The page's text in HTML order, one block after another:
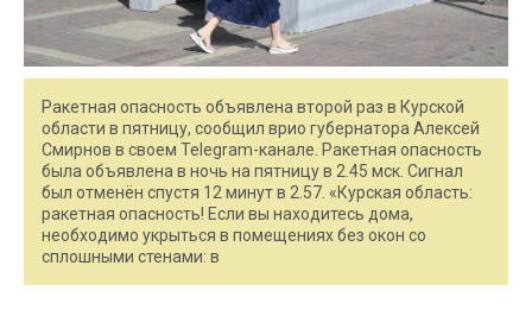
Ракетная опасность объявлена второй раз в Курской
области в пятницу, сообщил врио губернатора Алексей
Смирнов в своем Telegram-канале. Ракетная опасность
была объявлена в ночь на пятницу в 2.45 мск. Сигнал
был отменён спустя 12 минут в 2.57. «Курская область:
ракетная опасность! Если вы находитесь дома,
необходимо укрыться в помещениях без окон со
сплошными стенами: в